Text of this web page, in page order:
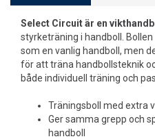
Select Circuit är en
styrketräning i handboll.
som en vanlig handboll, men
för att träna handbollsteknik
både individuell träning och
Träningsboll med extra
Ger samma grepp och
handboll